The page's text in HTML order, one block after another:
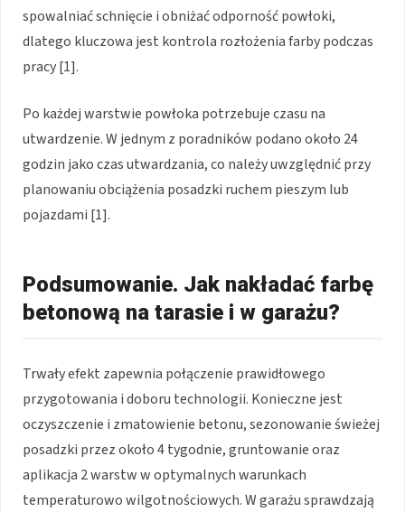
spowalniać schnięcie i obniżać odporność powłoki,
dlatego kluczowa jest kontrola rozłożenia farby podczas
pracy [1].
Po każdej warstwie powłoka potrzebuje czasu na
utwardzenie. W jednym z poradników podano około 24
godzin jako czas utwardzania, co należy uwzględnić przy
planowaniu obciążenia posadzki ruchem pieszym lub
pojazdami [1].
Podsumowanie. Jak nakładać farbę
betonową na tarasie i w garażu?
Trwały efekt zapewnia połączenie prawidłowego
przygotowania i doboru technologii. Konieczne jest
oczyszczenie i zmatowienie betonu, sezonowanie świeżej
posadzki przez około 4 tygodnie, gruntowanie oraz
aplikacja 2 warstw w optymalnych warunkach
temperaturowo wilgotnościowych. W garażu sprawdzają